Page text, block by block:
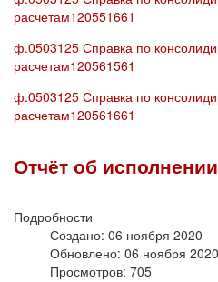
расчетам120551661
ф.0503125 Справка по
расчетам120561561
ф.0503125 Справка по
расчетам120561661
Отчёт об
Подробности
Создано: 06 ноября 2020
Обновлено: 06 ноября 2020
Просмотров: 705